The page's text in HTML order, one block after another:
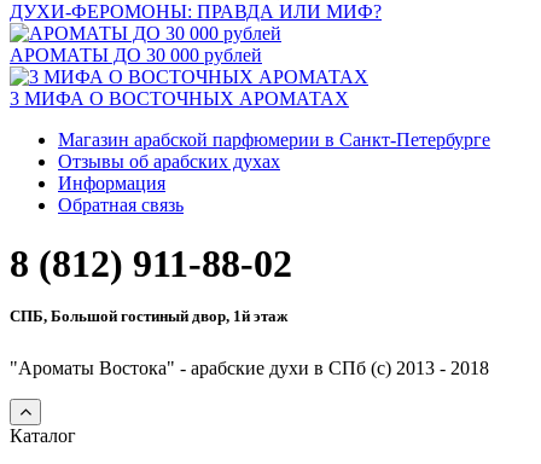
ДУХИ-ФЕРОМОНЫ: ПРАВДА ИЛИ МИФ?
АРОМАТЫ ДО 30 000 рублей
3 МИФА О ВОСТОЧНЫХ АРОМАТАХ
Магазин арабской парфюмерии в Санкт-Петербурге
Отзывы об арабских духах
Информация
Обратная связь
8 (812) 911-88-02
СПБ, Большой гостиный двор, 1й этаж
"Ароматы Востока" - арабские духи в СПб (c) 2013 - 2018
Каталог